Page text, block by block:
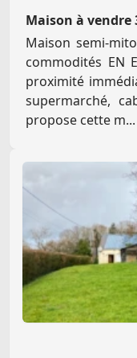
Maison à vendre
Maison semi-
commodités EN
proximité
supermarché,
propose cette m...